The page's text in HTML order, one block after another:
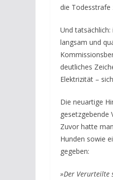
die Todesstrafe
Und
langsam und
deutliches
Elektrizität –
Die neuartige
gesetzgebende
Zuvor hatte
Hunden sowie
gegeben:
»Der Verurteilte